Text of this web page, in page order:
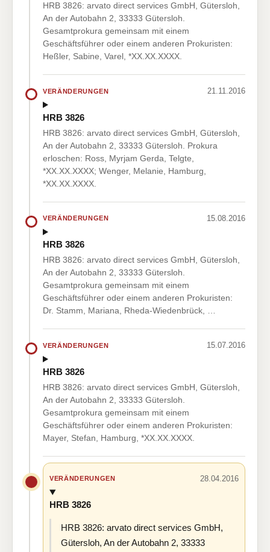
HRB 3826: arvato direct services GmbH, Gütersloh,
An der Autobahn 2, 33333 Gütersloh.
Gesamtprokura gemeinsam mit einem
Geschäftsführer oder einem anderen Prokuristen:
Heßler, Sabine, Varel, *XX.XX.XXXX.
VERÄNDERUNGEN 21.11.2016
HRB 3826
HRB 3826: arvato direct services GmbH, Gütersloh,
An der Autobahn 2, 33333 Gütersloh. Prokura
erloschen: Ross, Myrjam Gerda, Telgte,
*XX.XX.XXXX; Wenger, Melanie, Hamburg,
*XX.XX.XXXX.
VERÄNDERUNGEN 15.08.2016
HRB 3826
HRB 3826: arvato direct services GmbH, Gütersloh,
An der Autobahn 2, 33333 Gütersloh.
Gesamtprokura gemeinsam mit einem
Geschäftsführer oder einem anderen Prokuristen:
Dr. Stamm, Mariana, Rheda-Wiedenbrück, …
VERÄNDERUNGEN 15.07.2016
HRB 3826
HRB 3826: arvato direct services GmbH, Gütersloh,
An der Autobahn 2, 33333 Gütersloh.
Gesamtprokura gemeinsam mit einem
Geschäftsführer oder einem anderen Prokuristen:
Mayer, Stefan, Hamburg, *XX.XX.XXXX.
VERÄNDERUNGEN 28.04.2016
HRB 3826
HRB 3826: arvato direct services GmbH,
Gütersloh, An der Autobahn 2, 33333